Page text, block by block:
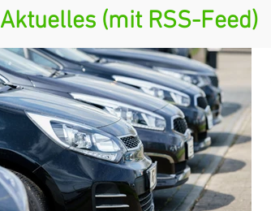
Aktuelles (mit RSS-Feed)